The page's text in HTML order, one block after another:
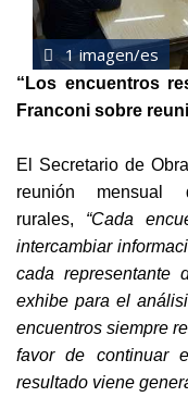
1 imagen/es
“Los encuentros
Franconi sobre
El Secretario de
reunión
rurales, “Cada
intercambiar
cada
exhibe para el
encuentros siempre
favor de continuar
resultado viene